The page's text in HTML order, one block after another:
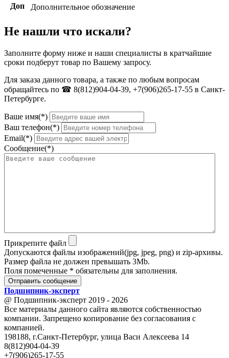
Доп
Дополнительное обозначение
Не нашли что искали?
Заполните форму ниже и наши специалисты в кратчайшие
сроки подберут товар по Вашему запросу.
Для заказа данного товара, а также по любым вопросам
обращайтесь по ☎ 8(812)904-04-39, +7(906)265-17-55 в Санкт-
Петербурге.
Ваше имя(*)
Ваш телефон(*)
Email(*)
Сообщение(*)
Прикрепите файл
Допускаются файлы изображений(jpg, jpeg, png) и zip-архивы.
Размер файла не должен превышать 3Mb.
Поля помеченные * обязательны для заполнения.
Отправить сообщение
Подшипник-эксперт
@ Подшипник-эксперт 2019 - 2026
Все материалы данного сайта являются собственностью
компании. Запрещено копирование без согласования с
компанией.
198188, г.Санкт-Петербург, улица Васи Алексеева 14
8(812)904-04-39
+7(906)265-17-55